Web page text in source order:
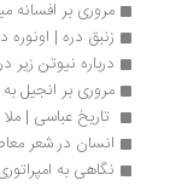
مروری بر افسانه
زنبق دره | اونوره دو
درباره نیوتن زیر درخت
مروری بر انجیل به
تاریخ عباسی | ملا جلال
انسان در شعر معاصر
نگاهی به امپراتوری